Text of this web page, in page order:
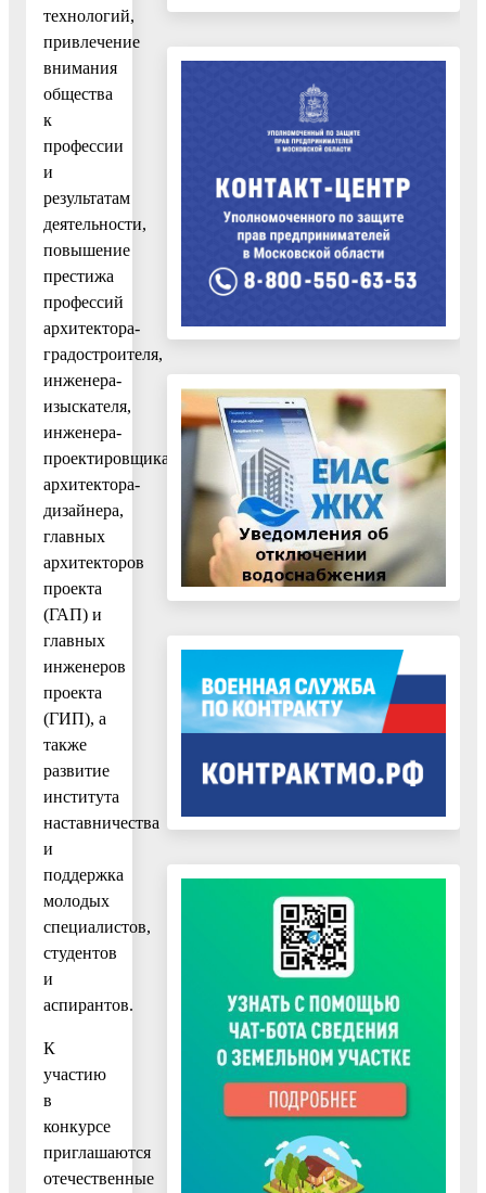
технологий,
привлечение
внимания
общества
к
профессии
и
результатам
деятельности,
повышение
престижа
профессий
архитектора-
градостроителя,
инженера-
изыскателя,
инженера-
проектировщика,
архитектора-
дизайнера,
главных
архитекторов
проекта
(ГАП) и
главных
инженеров
проекта
(ГИП), а
также
развитие
института
наставничества
и
поддержка
молодых
специалистов,
студентов
и
аспирантов.
К
участию
в
конкурсе
приглашаются
отечественные